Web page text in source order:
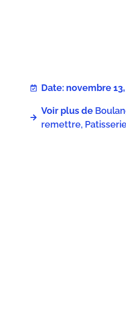
Date: novembre
Voir plus de
remettre,